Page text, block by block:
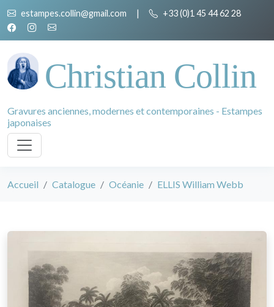
estampes.collin@gmail.com | +33 (0)1 45 44 62 28
Christian Collin
Gravures anciennes, modernes et contemporaines - Estampes
japonaises
Accueil Catalogue Océanie ELLIS William Webb